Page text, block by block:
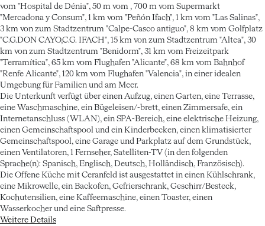
vom "Hospital de Dénia", 50 m vom , 700 m vom Supermarkt
"Mercadona y Consum", 1 km vom "Peñón Ifach", 1 km vom "Las Salinas",
3 km von zum Stadtzentrum "Calpe-Casco antiguo", 8 km vom Golfplatz
"C.G.DON CAYO,C.G. IFACH", 15 km von zum Stadtzentrum "Altea", 30
km von zum Stadtzentrum "Benidorm", 31 km vom Freizeitpark
"Terramítica", 65 km vom Flughafen "Alicante", 68 km vom Bahnhof
"Renfe Alicante", 120 km vom Flughafen "Valencia", in einer idealen
Umgebung für Familien und am Meer.
Die Unterkunft verfügt über einen Aufzug, einen Garten, eine Terrasse,
eine Waschmaschine, ein Bügeleisen/-brett, einen Zimmersafe, ein
Internetanschluss (WLAN), ein SPA-Bereich, eine elektrische Heizung,
einen Gemeinschaftspool und ein Kinderbecken, einen klimatisierter
Gemeinschaftspool, eine Garage und Parkplatz auf dem Grundstück,
einen Ventilatoren, 1 Fernseher, Satelliten-TV (in den folgenden
Sprache(n): Spanisch, Englisch, Deutsch, Holländisch, Französisch).
Die Offene Küche mit Ceranfeld ist ausgestattet in einen Kühlschrank,
eine Mikrowelle, ein Backofen, Gefrierschrank, Geschirr/Besteck,
Kochutensilien, eine Kaffeemaschine, einen Toaster, einen
Wasserkocher und eine Saftpresse.
Weitere Details